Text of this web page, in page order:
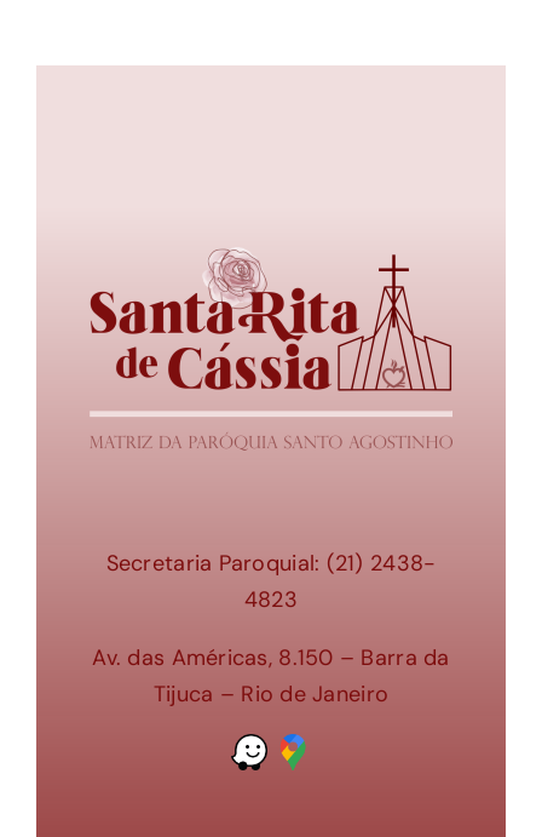
Secretaria Paroquial: (21) 2438-
4823
Av. das Américas, 8.150 – Barra da
Tijuca – Rio de Janeiro